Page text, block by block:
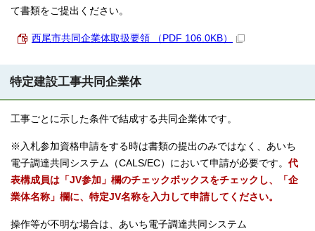
て書類をご提出ください。
西尾市共同企業体取扱要領 （PDF 106.0KB）
特定建設工事共同企業体
工事ごとに示した条件で結成する共同企業体です。
※入札参加資格申請をする時は書類の提出のみではなく、あいち
電子調達共同システム（CALS/EC）において申請が必要です。 代
表構成員は「JV参加」欄のチェックボックスをチェックし、「企
業体名称」欄に、特定JV名称を入力して申請してください。
操作等が不明な場合は、あいち電子調達共同システム